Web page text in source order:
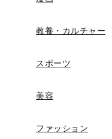
教養・カルチャー
スポーツ
美容
ファッション